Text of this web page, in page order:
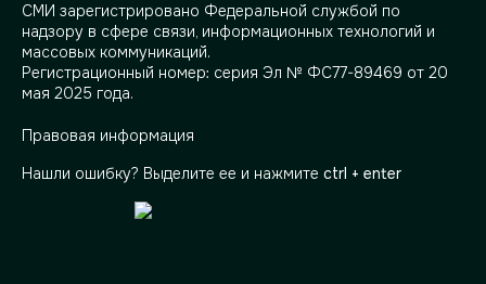
СМИ зарегистрировано Федеральной службой по
надзору в сфере связи, информационных технологий и
массовых коммуникаций.
Регистрационный номер: серия Эл № ФС77-89469 от 20
мая 2025 года.
Правовая информация
Нашли ошибку? Выделите ее и нажмите ctrl + enter